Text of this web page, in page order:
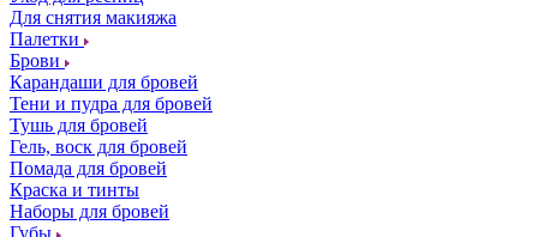
Для снятия макияжа
Палетки
Брови
Карандаши для бровей
Тени и пудра для бровей
Тушь для бровей
Гель, воск для бровей
Помада для бровей
Краска и тинты
Наборы для бровей